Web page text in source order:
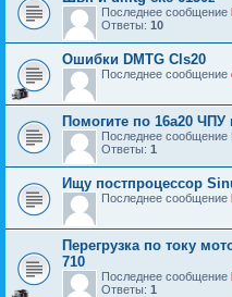
Последнее сообщение
Ответы: 10
Ошибки DMTG Cls20
Последнее сообщение
Помогите по 16а20 ЧПУ
Последнее сообщение
Ответы: 1
Ищу постпроцессор
Последнее сообщение
Перегрузка по току
710
Последнее сообщение
Ответы: 1